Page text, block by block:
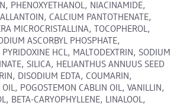
PHENOXYETHANOL, NIACINAMIDE,
CALCIUM PANTOTHENATE,
MICROCRISTALLINA, TOCOPHEROL,
ASCORBYL PHOSPHATE,
PYRIDOXINE HCL, MALTODEXTRIN, SODIUM
SILICA, HELIANTHUS ANNUUS SEED
DISODIUM EDTA, COUMARIN,
POGOSTEMON CABLIN OIL, VANILLIN,
BETA-CARYOPHYLLENE, LINALOOL,